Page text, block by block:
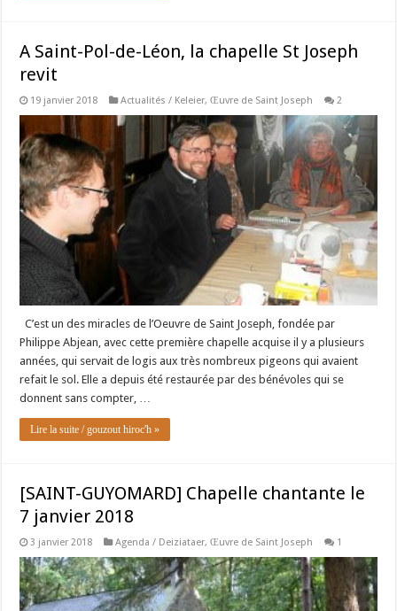
A Saint-Pol-de-Léon, la chapelle St Joseph
revit
19 janvier 2018 Actualités / Keleier,Œuvre de Saint Joseph 2
C’est un des miracles de l’Oeuvre de Saint Joseph, fondée par
Philippe Abjean, avec cette première chapelle acquise il y a plusieurs
années, qui servait de logis aux très nombreux pigeons qui avaient
refait le sol. Elle a depuis été restaurée par des bénévoles qui se
donnent sans compter, …
Lire la suite / gouzout hiroc'h »
[SAINT-GUYOMARD] Chapelle chantante le
7 janvier 2018
3 janvier 2018 Agenda / Deiziataer,Œuvre de Saint Joseph 1